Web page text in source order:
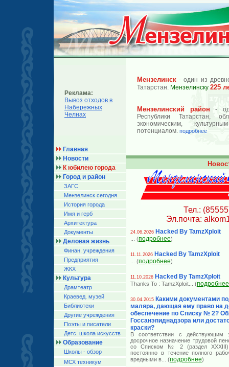
Реклама:
Вывоз отходов в
Набережных
Челнах
Главная
Новости
К юбилею города
Город и район
ЗАГС
Мензелинск сегодня
История города
Имя и герб
Архитектура
Документы
Деловая жизнь
Финан. учреждения
Предприятия
ЖКХ
Культура
Драмтеатр
Краевед. музей
Библиотеки
Другие учреждения
Поэты и писатели
Детс. школа искусств
Образование
Школы - обзор
МСХ техникум
Мензелинск - один из
Татарстан. Мензелинску 225
Мензелинский район -
Республики Татарстан,
экономическим,
потенциалом. подробнее
Тел.:
Эл.почта:
24.06.2026 Hacked By TamzXploit
... (подробнее)
11.11.2026 Hacked By TamzXploit
... (подробнее)
11.10.2026 Hacked By TamzXploit
Thanks To : TamzXploit ... (подробнее
30.04.2015 Какими документами
маляра, дающая ему право на
обеспечение по Списку № 2?
Госсанэпиднадзора или
краски?
В соответствии с действующим
досрочное назначение трудовой
со Списком № 2 (раздел XXXIII)
постоянно в течение полного
вредными в ... (подробнее)